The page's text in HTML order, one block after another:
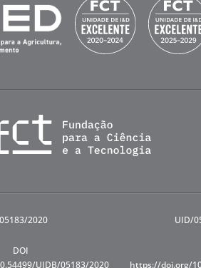
2020
DOI
UIDB/05183/2020
UID/
https://doi.org/